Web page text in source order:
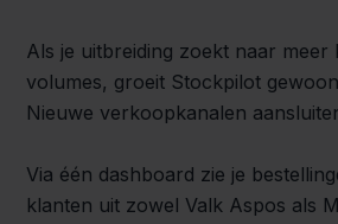
Als je uitbreiding zoekt naar
volumes, groeit Stockpilot
Nieuwe verkoopkanalen
Via één dashboard zie je
klanten uit zowel Valk Aspos als